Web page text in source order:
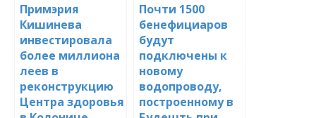
Примэрия
Кишинева
инвестировала
более миллиона
леев в
реконструкцию
Центра здоровья
Почти 1500
бенефициаров
будут
подключены к
новому
водопроводу,
построенному в